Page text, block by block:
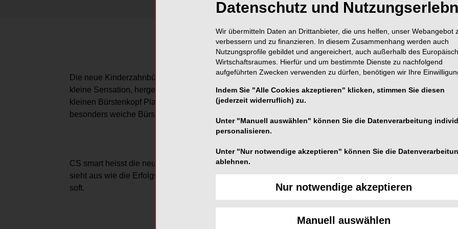
Die neue Kinderzahnbürste CS smart der Schweizer Mundgesundheits-Marke Curaprox ist eine
kleine Sensation, hergestellt in der Schweiz: über 7.000 besonders feine Borsten finden auf dem
kleinen Bürstenkopf Platz. Die CS smart wird auch erwachsenen Putzern Freude bereiten, die eine
besonders weiche Bürste bevorzugen.
CS smart heisst die neue Kinderzahnbürste, und man erkennt sofort, dass sie von Curaprox ist: Sie
sieht aus wie die Erfolgszahnbürste der Schweizer Mundgesundheits-Marke, die CS 5460 ultra
soft.
Datenschutz und
Wir übermitteln Daten an Drittanbieter, die uns helfen, unser Webangebot
verbessern und zu finanzieren. In diesem Zusammenhang werden auch
Nutzungsprofile gebildet und angereichert, auch außerhalb des
Wirtschaftsraumes. Hierfür und um bestimmte Dienste zu nachfolgend
aufgeführten Zwecken verwenden zu dürfen, benötigen wir Ihre
Indem Sie "Alle Cookies akzeptieren" klicken, stimmen Sie diesen
(jederzeit widerruflich) zu.
Unter "Manuell auswählen" können Sie die Datenverarbeitung
personalisieren.
Unter "Nur notwendige akzeptieren" können Sie die
ablehnen.
Nur notwendige akzeptieren
Manuell auswählen